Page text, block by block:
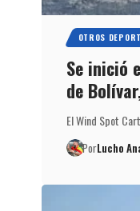
OTROS
Se inició
de
El Wind Spot
PorLucho